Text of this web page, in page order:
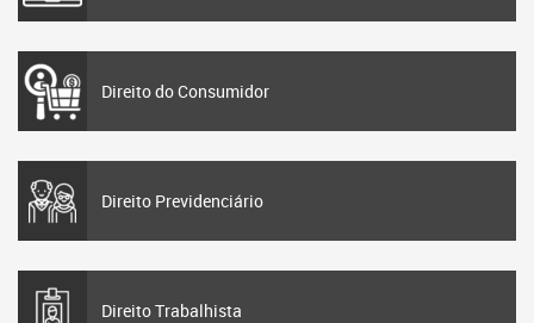
Direito do Consumidor
Direito Previdenciário
Direito Trabalhista